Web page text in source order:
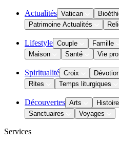
Actualités Vatican
Patrimoine Actualités
Lifestyle Couple Famille
Maison
Santé Vie
Spiritualité Croix
Rites
Temps liturgiques
Découvertes Arts Histoire
Sanctuaires
Voyages
Services